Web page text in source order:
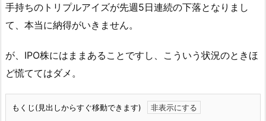
手持ちのトリプルアイズが先週5日連続の下落となりまし
て、本当に納得がいきません。
が、IPO株にはままあることですし、こういう状況のときほ
ど慌ててはダメ。
もくじ(見出しからすぐ移動できます)